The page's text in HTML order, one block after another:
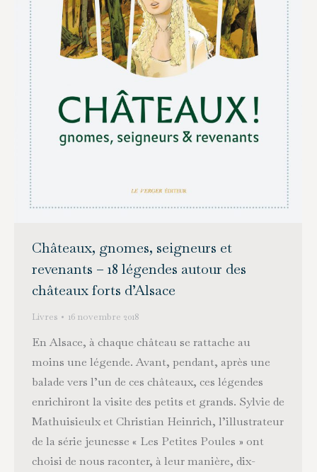
Châteaux, gnomes, seigneurs et
revenants – 18 légendes autour des
châteaux forts d’Alsace
Livres 16 novembre 2018
En Alsace, à chaque château se rattache au
moins une légende. Avant, pendant, après une
balade vers l’un de ces châteaux, ces légendes
enrichiront la visite des petits et grands. Sylvie de
Mathuisieulx et Christian Heinrich, l’illustrateur
de la série jeunesse « Les Petites Poules » ont
choisi de nous raconter, à leur manière, dix-